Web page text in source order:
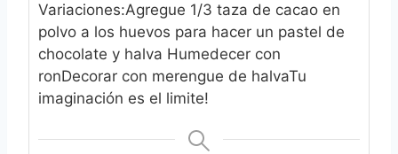
Variaciones:Agregue 1/3 taza de cacao en
polvo a los huevos para hacer un pastel de
chocolate y halva Humedecer con
ronDecorar con merengue de halvaTu
imaginación es el limite!